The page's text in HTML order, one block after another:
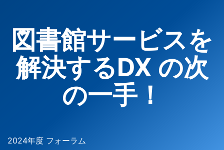
図書館サービスを
解決するDX の次
の一手！
2024年度 フォーラム